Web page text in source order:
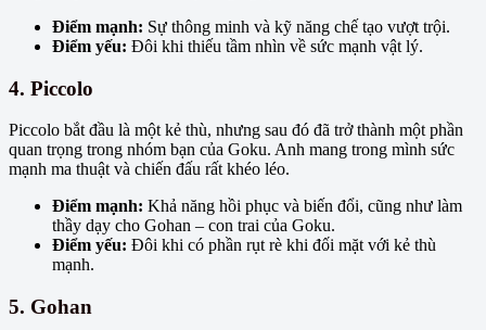
Điểm mạnh: Sự thông minh và kỹ năng chế tạo vượt trội.
Điểm yếu: Đôi khi thiếu tầm nhìn về sức mạnh vật lý.
4. Piccolo
Piccolo bắt đầu là một kẻ thù, nhưng sau đó đã trở thành một phần
quan trọng trong nhóm bạn của Goku. Anh mang trong mình sức
mạnh ma thuật và chiến đấu rất khéo léo.
Điểm mạnh: Khả năng hồi phục và biến đổi, cũng như làm
thầy dạy cho Gohan – con trai của Goku.
Điểm yếu: Đôi khi có phần rụt rè khi đối mặt với kẻ thù
mạnh.
5. Gohan